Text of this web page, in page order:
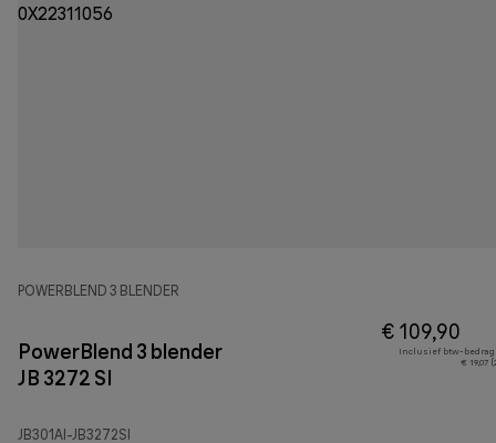
POWERBLEND 3 BLENDER
PowerBlend 3 blender
JB 3272 SI
JB301AI-JB3272SI
€ 109,90
Inclusief btw-bedrag
€ 19,07